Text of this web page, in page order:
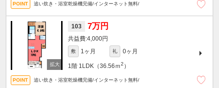
追い炊き・浴室乾燥機完備/インターネット無料/
103 7万円
4,000円
敷 1ヶ月 礼 0ヶ月
1階 1LDK（36.56ｍ2 ）
追い炊き・浴室乾燥機完備/インターネット無料/